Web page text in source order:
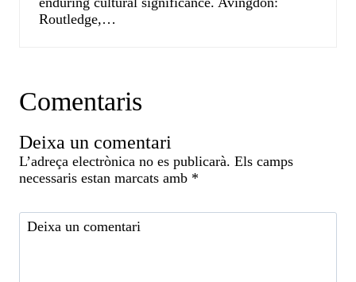
Routledge,…
Comentaris
Deixa un comentari
L’adreça electrònica no es publicarà. Els camps
necessaris estan marcats amb *